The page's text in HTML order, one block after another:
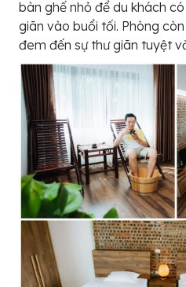
bàn ghế nhỏ để du khách
giãn vào buổi tối. Phòng
đem đến sự thư giãn tuyệt